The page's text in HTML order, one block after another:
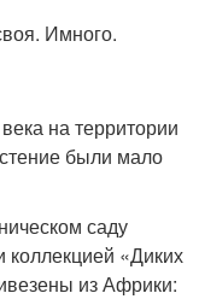
Имного.
на территории
были мало
саду
коллекцией «Диких
из Африки: